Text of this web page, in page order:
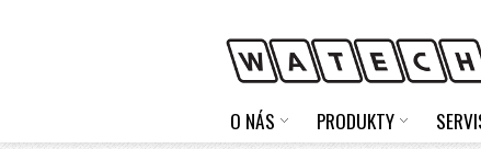
O NÁS PRODUKTY